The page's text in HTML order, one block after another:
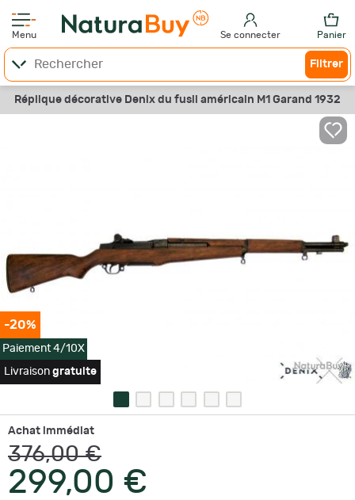
Menu Se connecter Panier
Filtrer
Réplique décorative Denix du fusil américain M1 Garand 1932
-20%
Paiement 4/10X
Livraison gratuite
Achat immédiat
376,00 €
299,00 €